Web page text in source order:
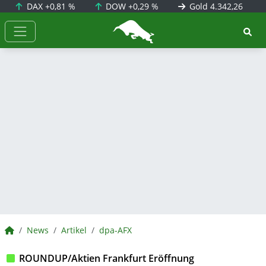
DAX +0,81 % DOW+0,29 % Gold 4.342,26
BörsenNEWS.de
BörsenNEWS.de
News Artikel dpa-AFX
ROUNDUP/Aktien Frankfurt Eröffnung